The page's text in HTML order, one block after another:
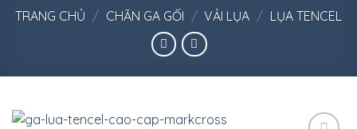
TRANG CHỦ / CHĂN GA GỐI / VẢI LỤA / LỤA TENCEL